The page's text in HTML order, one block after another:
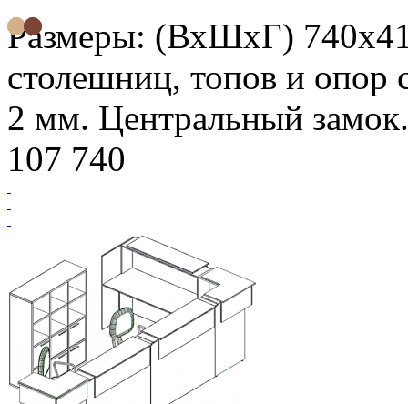
Размеры: (ВхШхГ)
столешниц, топов и
2 мм. Центральный
107 740